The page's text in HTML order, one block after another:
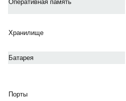
Оперативная память
Хранилище
Батарея
Порты